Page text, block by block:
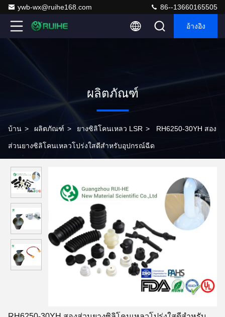
ywb-wx@ruihe168.com 86--13660165505
อ้างอิง
ผลิตภัณฑ์
บ้าน > ผลิตภัณฑ์ > ยางซิลิโคนเหลว LSR > RH6250-30YH สอง
ส่วนยางซิลิโคนเหลวโปร่งใสดีสำหรับอุปกรณ์ฉีด